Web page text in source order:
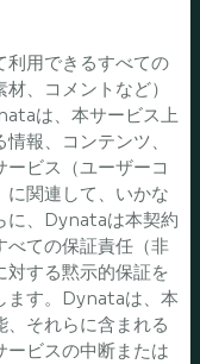
利用できるすべての
、コメントなど）
は、本サービス上
報、コンテンツ、
ビス（ユーザーコ
に関連して、いかな
に、Dynataは本契約
べての保証責任（非
対する黙示的保証を
ます。Dynataは、本
それらに含まれる
ービスの中断または